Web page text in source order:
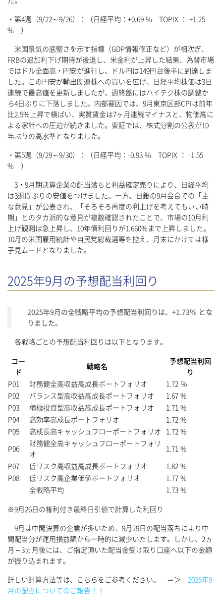
・第4週（9/22～9/26）：（日経平均：+0.69 % TOPIX ： +1.25
% ）
米国景気の底堅さを示す指標（GDP情報修正など）が相次ぎ、
FRBの追加利下げ期待が後退し、米金利が上昇した結果、為替市場
ではドル全面高・円安が進行し、ドル円は149円台後半に到達しま
した。この円安が輸出関連株への買いを広げ、日経平均株価は3日
連続で最高値を更新しましたが、週終盤にはハイテク株の調整か
ら4日ぶりに下落しました。内部要因では、9月東京区部CPIは前年
比2.5%上昇で横ばい、実質賃金は7ヶ月連続マイナスと、物価高に
よる家計への圧迫が続きました。東証では、株式分割の公表が10
年ぶりの高水準となりました。
・第5週（9/29～9/30）：（日経平均：-0.93 % TOPIX ： -1.55
% ）
3・9月期決算企業の配当落ちと利益確定売りにより、日経平均
は3週間ぶりの安値をつけました。一方、日銀の9月会合での「主
な意見」が公表され、「そろそろ再度の利上げを考えてもいい時
期」とのタカ派的な意見が複数確認されたことで、市場の10月利
上げ観測は急上昇し、10年債利回りが1.660%まで上昇しました。
10月の米国雇用統計や自民党総裁選等を控え、月末にかけては様
子見ムードとなりました。
2025年9月の予想配当利回り
2025年9月の全戦略平均の予想配当利回りは、+1.73％ とな
りました。
各戦略ごとの予想配当利回りは以下となります。
コー
ド
戦略名
予想配当利回
り
P01
財務健全高収益高成長ポートフォリオ
1.72 ％
P02
バランス型高収益高成長ポートフォリオ
1.67 %
P03
積極投資型高収益高成長ポートフォリオ
1.71 %
P04
高効率高成長ポートフォリオ
1.72 %
P05
高成長高キャッシュフローポートフォリオ 1.72 %
P06
財務健全高キャッシュフローポートフォリ
オ
1.71 %
P07 低リスク高収益高成長ポートフォリオ
1.82 %
P08
低リスク高企業価値ポートフォリオ
1.77 %
全戦略平均
1.73 %
※9月26日の権利付き最終日引値で計算した利回り
9月は中間決算の企業が多いため、9月29日の配当落ちにより中
間配当分が運用損益額から一時的に減少いたします。しかし、2ヵ
月～3ヵ月後には、ご指定頂いた配当金受け取り口座へ以下の金額
が振り込まれます。
詳しい計算方法等は、こちらをご参考ください。 ＝＞ 2025年9
月の配当についてのご報告！！